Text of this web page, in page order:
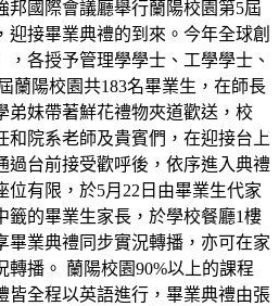
邦國際會議廳舉行蘭陽校園第5屆
迎接畢業典禮的到來。今年全球創
，各授予管理學學士、工學學士、
蘭陽校園共183名畢業生，在師長
弟妹帶著鮮花禮物夾道歡送，校
和院系老師及貴賓們，在迎接台上
過台前接受歡呼後，依序進入典禮
位有限，於5月22日由畢業生代家
籤的畢業生家長，於學校餐廳1樓
畢業典禮同步實況轉播，亦可在家
播。 蘭陽校園90%以上的課程
皆全程以英語進行，畢業典禮由張